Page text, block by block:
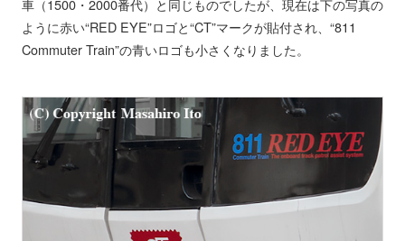
車（1500・2000番代）と同じものでしたが、現在は下の写真の
ように赤い“RED EYE”ロゴと“CT”マークが貼付され、“811
Commuter Train”の青いロゴも小さくなりました。